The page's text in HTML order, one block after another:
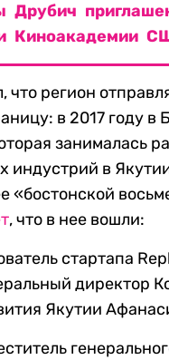
Друбич
Киноакадемии
что регион
в 2017 году в
занималась
индустрий в
«бостонской
, что в нее вошли:
стартапа
директор
Якутии